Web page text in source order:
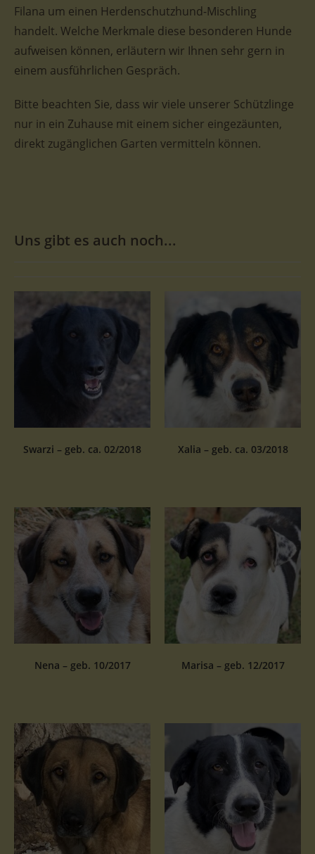
Filana um einen Herdenschutzhund-Mischling
handelt. Welche Merkmale diese besonderen Hunde
aufweisen können, erläutern wir Ihnen sehr gern in
einem ausführlichen Gespräch.
Bitte beachten Sie, dass wir viele unserer Schützlinge
nur in ein Zuhause mit einem sicher eingezäunten,
direkt zugänglichen Garten vermitteln können.
Uns gibt es auch noch...
Swarzi – geb. ca. 02/2018 Xalia – geb. ca. 03/2018
Nena – geb. 10/2017 Marisa – geb. 12/2017